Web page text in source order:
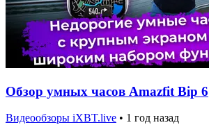
Обзор умных часов Amazfit Bip 6
Видеообзоры iXBT.live • 1 год назад